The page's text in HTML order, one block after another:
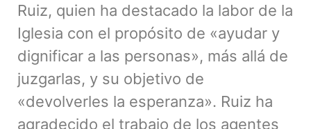
Ruiz, quien ha destacado la labor de la
Iglesia con el propósito de «ayudar y
dignificar a las personas», más allá de
juzgarlas, y su objetivo de
«devolverles la esperanza». Ruiz ha
agradecido el trabajo de los agentes